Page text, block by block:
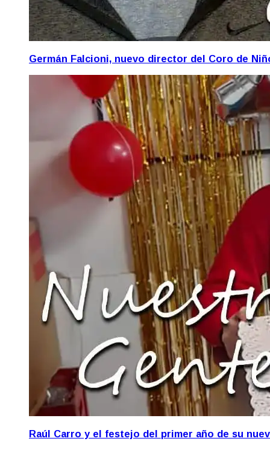
Germán Falcioni, nuevo director del Coro de
Raúl Carro y el festejo del primer año de su